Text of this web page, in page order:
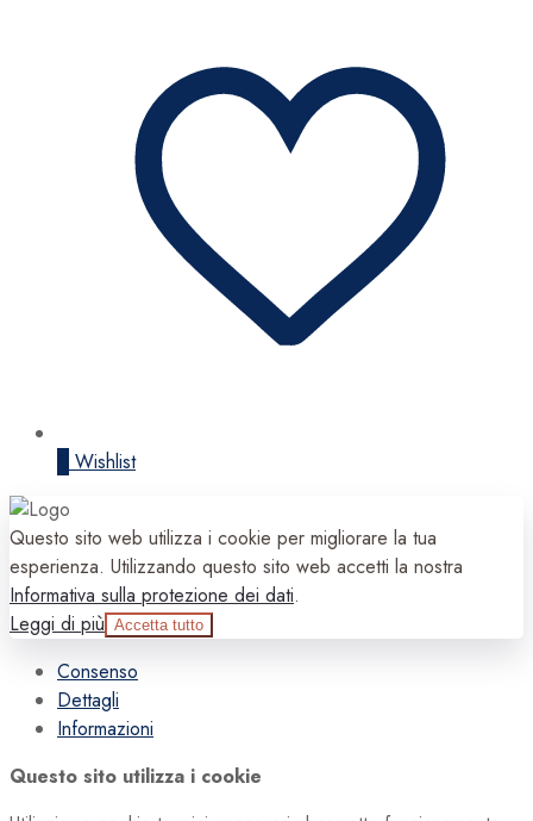
Wishlist
Questo sito web utilizza i cookie per migliorare la tua
esperienza. Utilizzando questo sito web accetti la nostra
Informativa sulla protezione dei dati.
Leggi di più Accetta tutto
Consenso
Dettagli
Informazioni
Questo sito utilizza i cookie